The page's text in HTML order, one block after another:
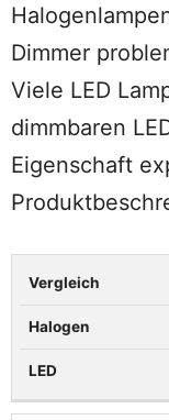
Dimmer
Viele LED
dimmbaren
Eigenschaft
Vergleich